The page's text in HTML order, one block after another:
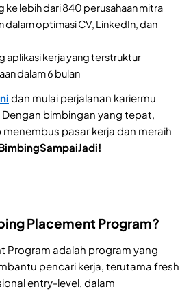
ke lebih dari 840 perusahaan mitra
dalam optimasi CV, LinkedIn, dan
aplikasi kerja yang terstruktur
dalam 6 bulan
dan mulai perjalanan kariermu
bimbingan yang tepat,
menembus pasar kerja dan meraih
Placement Program?
Program adalah program yang
pencari kerja, terutama fresh
entry-level, dalam